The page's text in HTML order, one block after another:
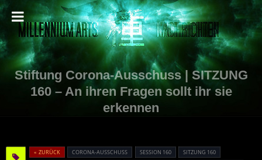
Stiftung Corona-Ausschuss | SITZUNG
160 – An ihren Fragen sollt ihr sie
erkennen
« ZURÜCK CORONA-AUSSCHUSS SESSION 160
SITZUNG 160